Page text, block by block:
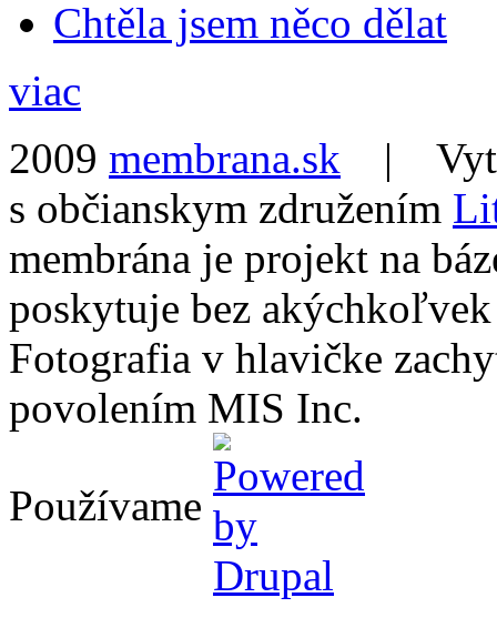
Chtěla jsem něco dělat
viac
2009 membrana.sk |
s občianskym združením
membrána je projekt na
poskytuje bez
Fotografia v hlavičke
povolením MIS Inc.
Používame